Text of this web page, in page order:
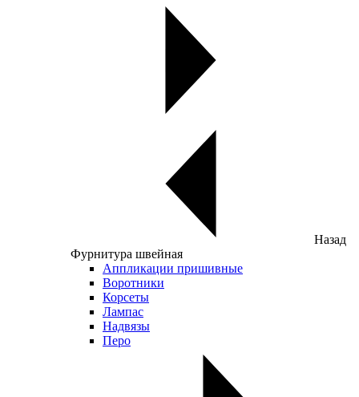
Назад
Фурнитура швейная
Аппликации пришивные
Воротники
Корсеты
Лампас
Надвязы
Перо